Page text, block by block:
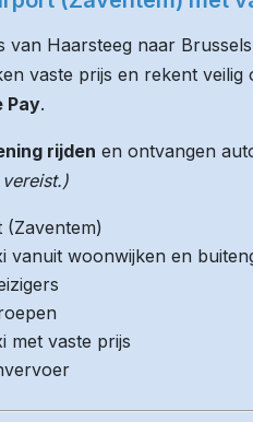
van Haarsteeg naar
vaste prijs en rekent veilig
Pay.
rijden en ontvangen
vanuit woonwijken en
met vaste prijs